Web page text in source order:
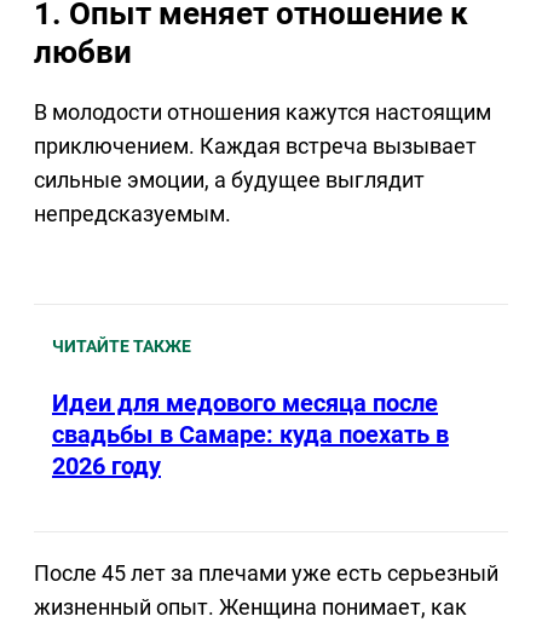
1. Опыт меняет отношение к
любви
В молодости отношения кажутся настоящим
приключением. Каждая встреча вызывает
сильные эмоции, а будущее выглядит
непредсказуемым.
ЧИТАЙТЕ ТАКЖЕ
Идеи для медового месяца после
свадьбы в Самаре: куда поехать в
2026 году
После 45 лет за плечами уже есть серьезный
жизненный опыт. Женщина понимает, как